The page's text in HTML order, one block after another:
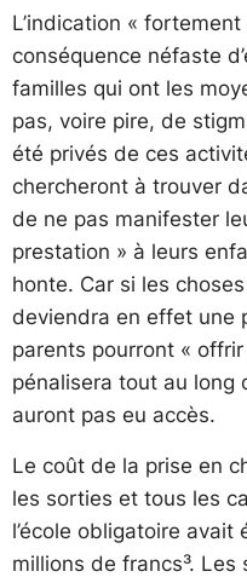
L’indication «
conséquence néfaste
familles qui ont les
pas, voire pire, de
été privés de ces
chercheront à trouver
de ne pas manifester
prestation » à leurs
honte. Car si les
deviendra en effet une
parents pourront «
pénalisera tout au long
auront pas eu accès.
Le coût de la prise en
les sorties et tous les
l’école obligatoire avait
millions de francs³.